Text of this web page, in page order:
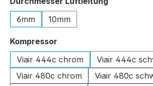
6mm
10mm
Kompressor
Viair 444c chrom
Viair 444c
Viair 480c chrom
Viair 480c